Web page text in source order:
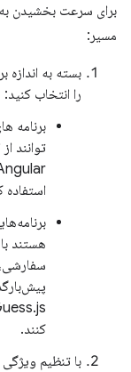
برای سرعت بخشیدن
مسیر:
بسته به اندازه
را انتخاب کنید:
برنامه
توانند
استفاده
هستند
کنند.
با تنظیم ویژگی